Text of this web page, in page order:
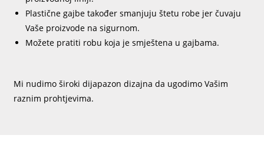
Plastične gajbe također smanjuju štetu robe jer čuvaju
Vaše proizvode na sigurnom.
Možete pratiti robu koja je smještena u gajbama.
Mi nudimo široki dijapazon dizajna da ugodimo Vašim
raznim prohtjevima.